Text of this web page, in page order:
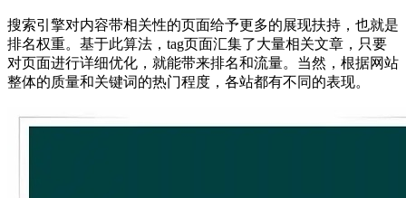
搜索引擎对内容带相关性的页面给予更多的展现扶持，也就是
排名权重。基于此算法，tag页面汇集了大量相关文章，只要
对页面进行详细优化，就能带来排名和流量。当然，根据网站
整体的质量和关键词的热门程度，各站都有不同的表现。